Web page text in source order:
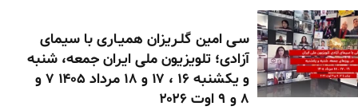
سـی امین گلـریزان همیـاری با سیمای
آزادی؛ تلویزیون ملی ایران جمعه، شنبه
و یکشنبه ۱۶ ، ۱۷ و ۱۸ مرداد ۱۴۰۵ ۷ و
۸ و ۹ اوت ۲۰۲۶